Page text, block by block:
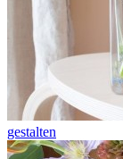
gestalten